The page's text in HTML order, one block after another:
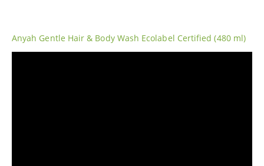
Anyah Gentle Hair & Body Wash Ecolabel Certified (480 ml)